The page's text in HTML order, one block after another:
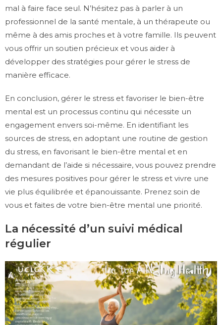
mal à faire face seul. N’hésitez pas à parler à un
professionnel de la santé mentale, à un thérapeute ou
même à des amis proches et à votre famille. Ils peuvent
vous offrir un soutien précieux et vous aider à
développer des stratégies pour gérer le stress de
manière efficace.
En conclusion, gérer le stress et favoriser le bien-être
mental est un processus continu qui nécessite un
engagement envers soi-même. En identifiant les
sources de stress, en adoptant une routine de gestion
du stress, en favorisant le bien-être mental et en
demandant de l’aide si nécessaire, vous pouvez prendre
des mesures positives pour gérer le stress et vivre une
vie plus équilibrée et épanouissante. Prenez soin de
vous et faites de votre bien-être mental une priorité.
La nécessité d’un suivi médical
régulier